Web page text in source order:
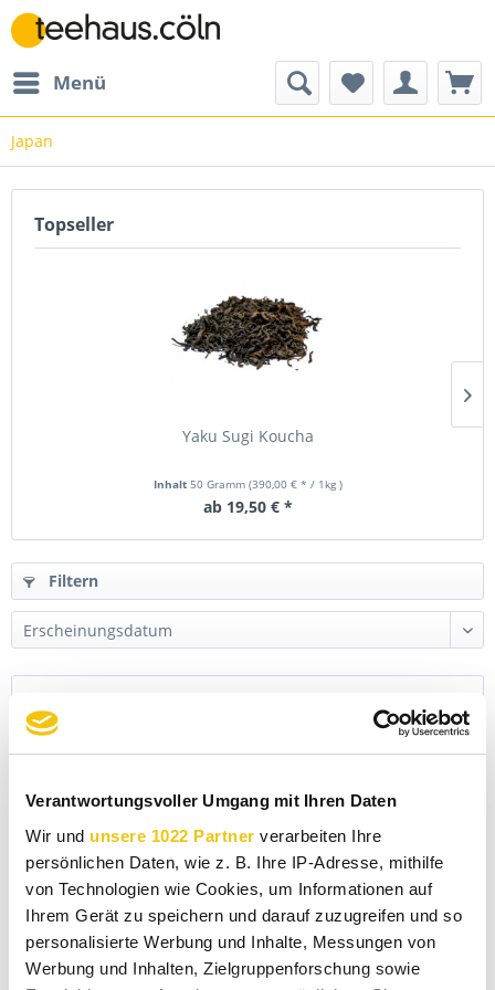
Verantwortungsvoller Umgang mit Ihren Daten
Wir und unsere 1022 Partner verarbeiten Ihre
persönlichen Daten, wie z. B. Ihre IP-Adresse, mithilfe
von Technologien wie Cookies, um Informationen auf
Ihrem Gerät zu speichern und darauf zuzugreifen und so
personalisierte Werbung und Inhalte, Messungen von
Werbung und Inhalten, Zielgruppenforschung sowie
Menü
Japan
Topseller
Yaku Sugi Koucha
Inhalt 50 Gramm (390,00 € * / 1kg )
ab 19,50 € *
Filtern
Asamiya Kou Cha Koshun Golden Honey